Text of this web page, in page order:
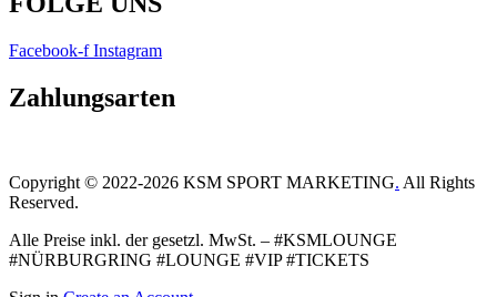
Facebook-f Instagram
Zahlungsarten
Copyright © 2022-2026 KSM SPORT MARKETING. All Rights
Reserved.
Alle Preise inkl. der gesetzl. MwSt. – #KSMLOUNGE
#NÜRBURGRING #LOUNGE #VIP #TICKETS